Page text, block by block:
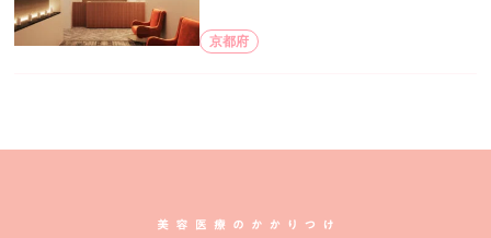
京都府